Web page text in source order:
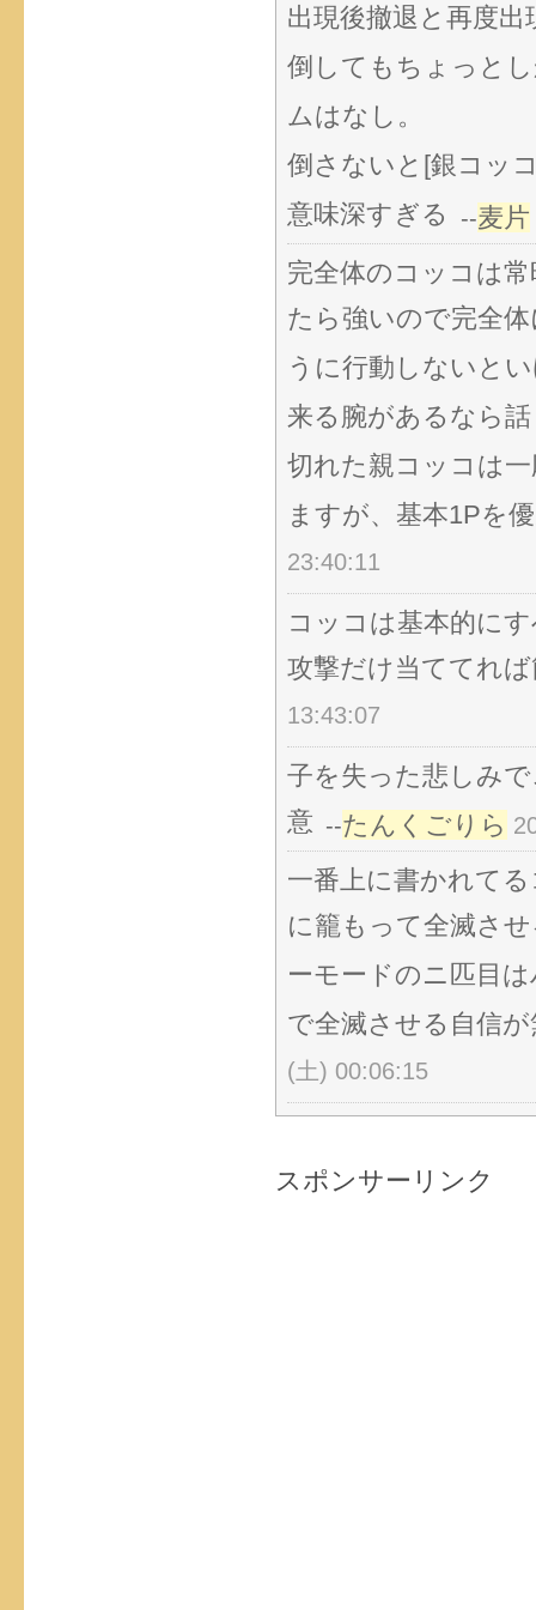
出現後撤退と再度
倒してもちょっと
ムはなし。
倒さないと[銀コッ
意味深すぎる
--麦片
完全体のコッコは
たら強いので完全
うに行動しないと
来る腕があるなら
切れた親コッコは
ますが、基本1Pを
23:40:11
コッコは基本的に
攻撃だけ当ててれ
13:43:07
子を失った悲しみ
意 --たんくごりら
一番上に書かれて
に籠もって全滅さ
ーモードのニ匹目
で全滅させる自信
(土) 00:06:15
スポンサーリンク